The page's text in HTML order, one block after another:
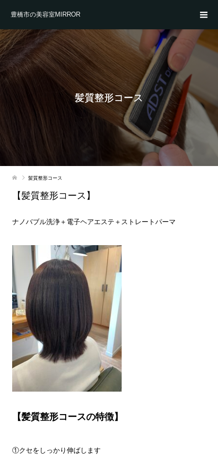
豊橋市の美容室MIRROR
髪質整形コース
髪質整形コース
【髪質整形コース】
ナノバブル洗浄＋電子ヘアエステ＋ストレートパーマ
【髪質整形コースの特徴】
①クセをしっかり伸ばします